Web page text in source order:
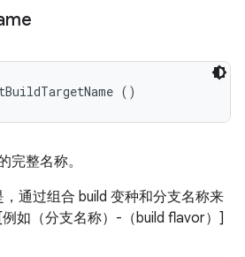
()
完整名称。
通过组合 build 变种和分支名称来
如（分支名称）-（build flavor）]